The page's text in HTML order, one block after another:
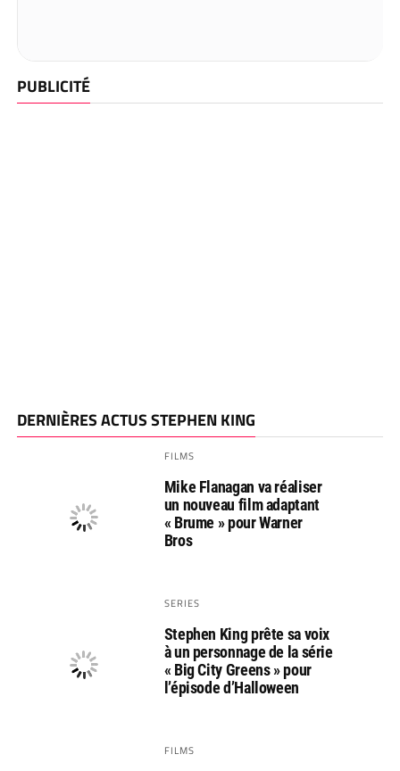
PUBLICITÉ
DERNIÈRES ACTUS STEPHEN KING
FILMS
Mike Flanagan va réaliser
un nouveau film adaptant
« Brume » pour Warner
Bros
SERIES
Stephen King prête sa voix
à un personnage de la série
« Big City Greens » pour
l’épisode d’Halloween
FILMS